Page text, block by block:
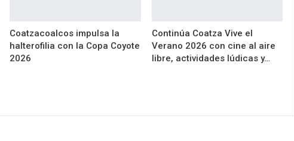
Coatzacoalcos impulsa la
halterofilia con la Copa Coyote
2026
Continúa Coatza Vive el
Verano 2026 con cine al aire
libre, actividades lúdicas y…